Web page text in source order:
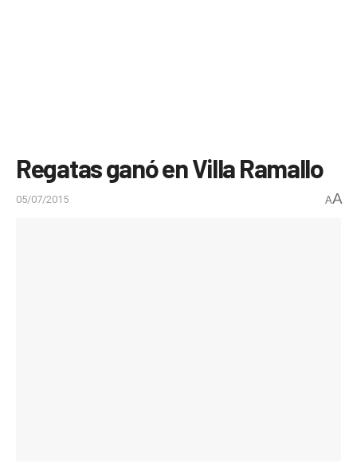
Regatas ganó en Villa Ramallo
05/07/2015 AA